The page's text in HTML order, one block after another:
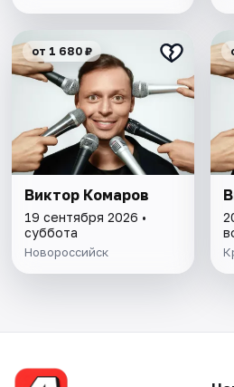
от 1 680 ₽
Виктор Комаров
19 сентября 2026 •
суббота
Новороссийск